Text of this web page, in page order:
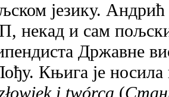
језику. Андрић
некад и сам
Државне
Књига је
i twórca (